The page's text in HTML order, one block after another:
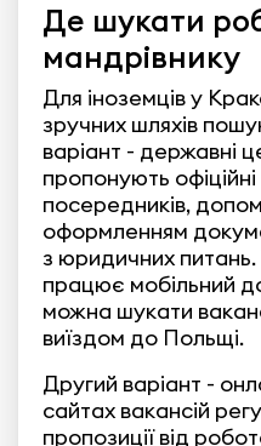
Де шукати
мандрівнику
Для іноземців у
зручних шляхів
варіант - державні
пропонують офіційні
посередників,
оформленням
з юридичних
працює мобільний
можна шукати
виїздом до Польщі.
Другий варіант -
сайтах вакансій
пропозиції від